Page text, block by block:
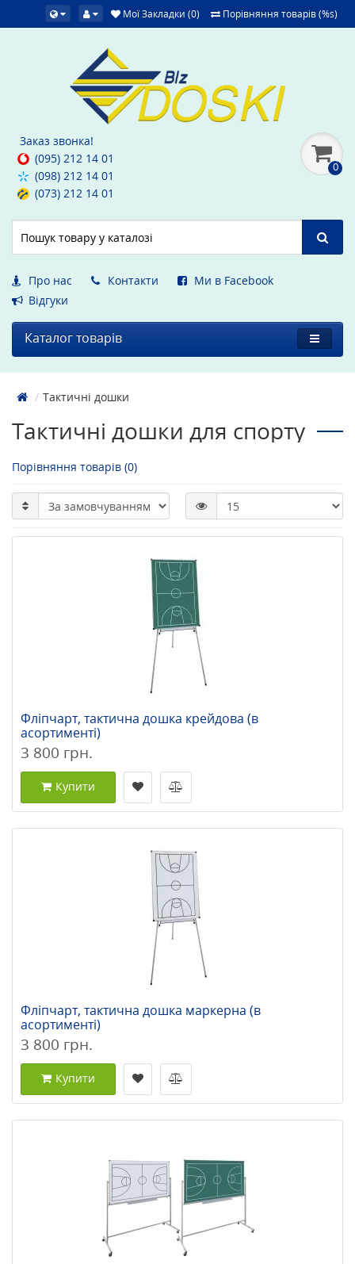
Мої Закладки (0) Порівняння товарів (%s)
Заказ звонка!
(095) 212 14 01
(098) 212 14 01
(073) 212 14 01
0
Про нас Контакти
Ми в Facebook
Вiдгуки
Каталог товарів
Тактичні дошки
Тактичні дошки для спорту
Порівняння товарів (0)
Фліпчарт, тактична дошка крейдова (в
асортименті)
3 800 грн.
Купити
Фліпчарт, тактична дошка маркерна (в
асортименті)
3 800 грн.
Купити